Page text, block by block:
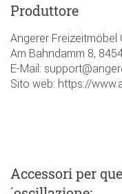
Produttore
Angerer Freizeitmöbel
Am Bahndamm 8,
E-Mail:
Sito web: https://
Accessoriper